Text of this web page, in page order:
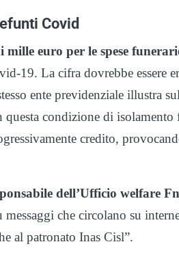
Covid
mille euro per le spese
19. La cifra dovrebbe essere
ente previdenziale illustra
condizione di isolamento
credito,
dell’Ufficio welfare
che circolano su
al patronato Inas Cisl”.